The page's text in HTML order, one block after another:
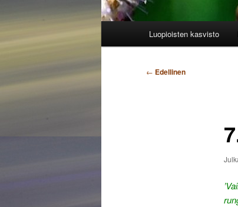
Luopioisten kasvisto
Artikkelien
← Edellinen